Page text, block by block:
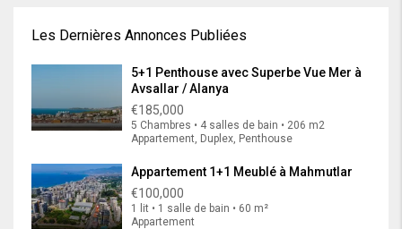
Les Dernières Annonces Publiées
5+1 Penthouse avec Superbe Vue Mer à
Avsallar / Alanya
€185,000
5 Chambres • 4 salles de bain • 206 m2
Appartement, Duplex, Penthouse
Appartement 1+1 Meublé à Mahmutlar
€100,000
1 lit • 1 salle de bain • 60 m²
Appartement